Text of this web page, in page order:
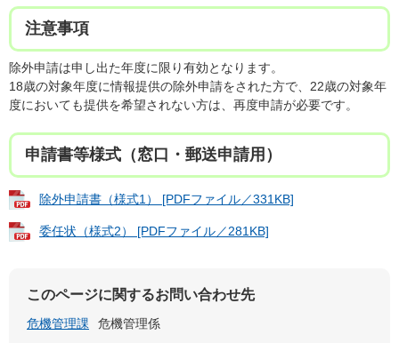
注意事項
除外申請は申し出た年度に限り有効となります。
18歳の対象年度に情報提供の除外申請をされた方で、22歳の対象年
度においても提供を希望されない方は、再度申請が必要です。
申請書等様式（窓口・郵送申請用）
除外申請書（様式1） [PDFファイル／331KB]
委任状（様式2） [PDFファイル／281KB]
このページに関するお問い合わせ先
危機管理課
危機管理係